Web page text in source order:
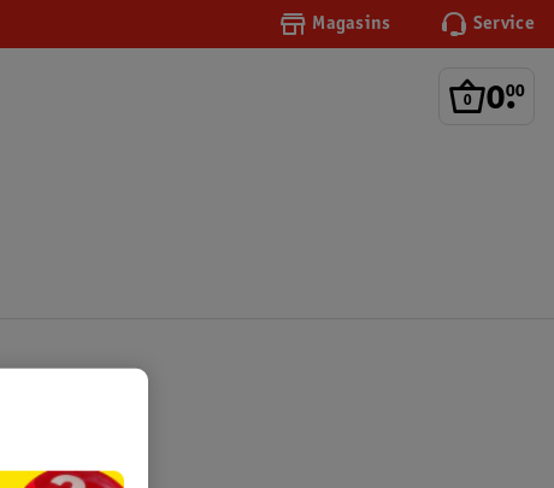
Magasins Service
0.
00